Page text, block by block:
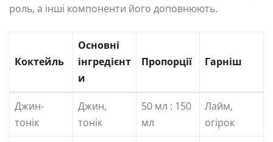
роль, а інші компоненти його доповнюють.
Коктейль
Основні
інгредієнт
и
Пропорції Гарніш
Джин-
тонік
Джин,
тонік
50 мл : 150
мл
Лайм,
огірок